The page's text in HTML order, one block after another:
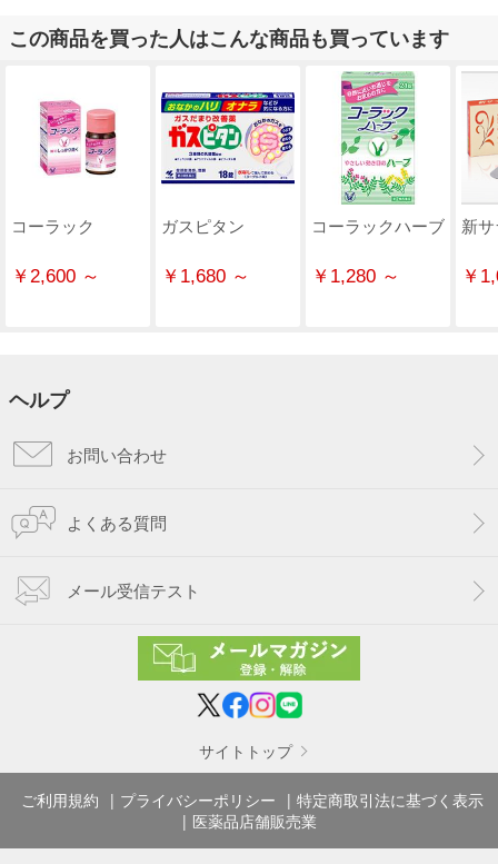
この商品を買った人はこんな商品も買っています
コーラック
￥2,600 ～
ガスピタン
￥1,680 ～
コーラックハーブ
￥1,280 ～
新
￥
ヘルプ
お問い合わせ
よくある質問
メール受信テスト
サイトトップ
ご利用規約 プライバシーポリシー
特定商取引法に基づく表示
医薬品店舗販売業